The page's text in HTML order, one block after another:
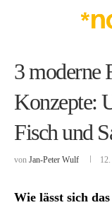
3 moderne
Konzepte:
Fisch und
von Jan-Peter Wulf
Wie lässt sich